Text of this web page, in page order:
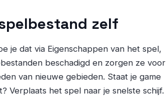
zelf
je dat via Eigenschappen van het spel,
beschadigd en zorgen ze voor
van nieuwe gebieden. Staat je game
Verplaats het spel naar je snelste schijf.